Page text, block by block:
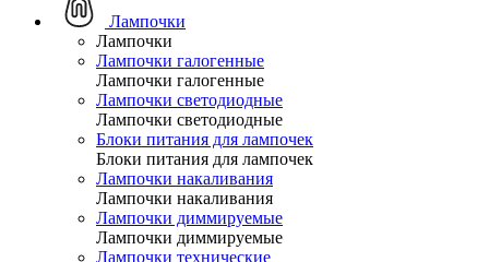
Лампочки
Лампочки
Лампочки галогенные
Лампочки галогенные
Лампочки светодиодные
Лампочки светодиодные
Блоки питания для лампочек
Блоки питания для лампочек
Лампочки накаливания
Лампочки накаливания
Лампочки диммируемые
Лампочки диммируемые
Лампочки технические